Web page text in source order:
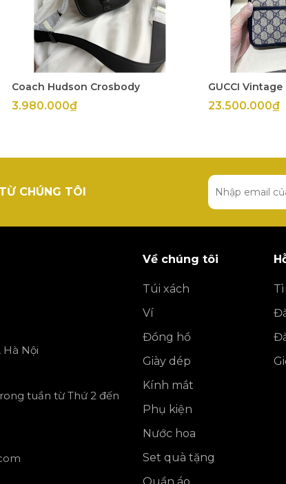
Coach Hudson Crosbody
3.980.000₫
GUCCI
23.500.000₫
CHÚNG TÔI
Hà Nội
tuần từ Thứ 2 đến
Về chúng tôi
Túi xách
Ví
Đồng hồ
Giày dép
Kính mắt
Phụ kiện
Nước hoa
Set quà tặng
Quần áo